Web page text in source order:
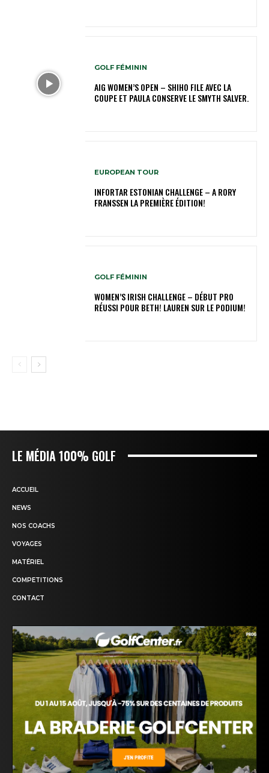
GOLF FÉMININ
AIG WOMEN’S OPEN – SHIHO FILE AVEC LA
COUPE ET PAULA CONSERVE LE SMYTH SALVER.
EUROPEAN TOUR
INFORTAR ESTONIAN CHALLENGE – A RORY
FRANSSEN LA PREMIÈRE ÉDITION!
GOLF FÉMININ
WOMEN’S IRISH CHALLENGE – DÉBUT PRO
RÉUSSI POUR BETH! LAUREN SUR LE PODIUM!
LE MÉDIA 100% GOLF
ACCUEIL
NEWS
NOS COACHS
VOYAGES
MATÉRIEL
COMPETITIONS
CONTACT